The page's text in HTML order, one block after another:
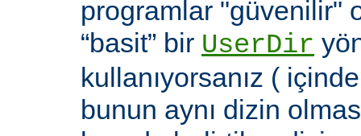
programlar "güvenilir"
“basit” bir UserDir
kullanıyorsanız (
bunun aynı dizin